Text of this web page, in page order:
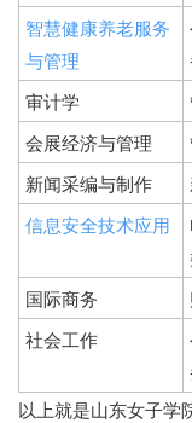
智慧健康养老服务
与管理
审计学
会展经济与管理
新闻采编与制作
信息安全技术应用
国际商务
社会工作
以上就是山东女子学